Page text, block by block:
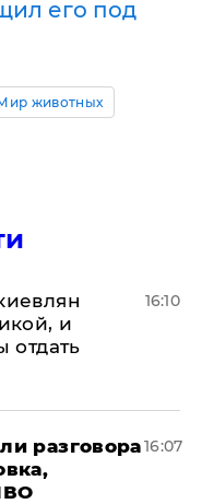
его под
животных
и
отдать
16:10
разговора16:07